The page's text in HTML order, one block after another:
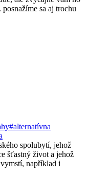
sa aj trochu
#alternatívna
spolubytí, jehož
šťastný život a jehož
například i